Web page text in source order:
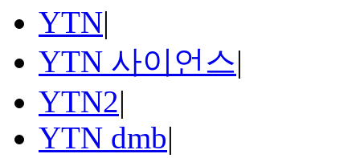
YTN|
YTN 사이언스|
YTN2|
YTN dmb|